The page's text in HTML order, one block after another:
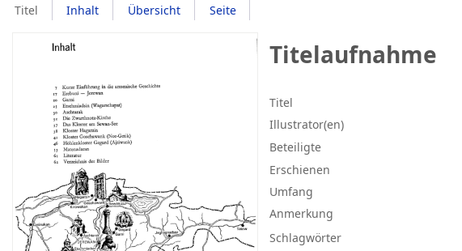
Titel Inhalt Übersicht Seite
Titelaufnahme
Titel
Illustrator(en)
Beteiligte
Erschienen
Umfang
Anmerkung
Schlagwörter